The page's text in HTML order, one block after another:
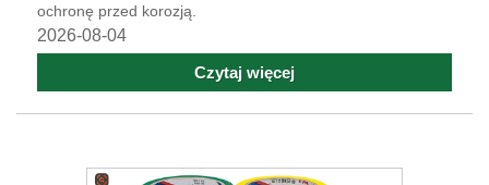
ochronę przed korozją.
2026-08-04
Czytaj więcej